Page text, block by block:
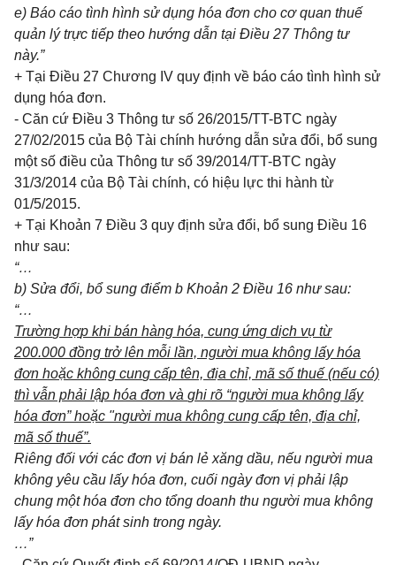
e) Báo cáo tình hình sửdụng hóa đơn cho cơ quan thuế
quản lýtrực tiếp theo hướng dẫn tại Điều 27 Thông tư
này.”
+ Tại Điều 27 Chương IV quy định về báo cáo tình hình sử
dụng hóa đơn.
- Căn cứ Điều 3 Thông tư số 26/2015/TT-BTC ngày
27/02/2015 của Bộ Tài chính hướng dẫn sửa đổi, bổ sung
một số điều của Thông tư số 39/2014/TT-BTC ngày
31/3/2014 của Bộ Tài chính, có hiệu lực thi hành từ
01/5/2015.
+ Tại Khoản 7 Điều 3 quy định sửa đổi, bổ sung Điều 16
như sau:
“…
b) Sửa đổi, bổ sung điểm b Khoản 2 Điều 16 như sau:
“…
Trường hợp khi bán hàng hóa, cung ứng dịch vụ từ
200.000 đồng trở lên mỗi lần, người mua không lấy hóa
đơn hoặc không cung cấp tên, địa chỉ, mã số thuế (nếu có)
thì vẫn phải lập hóa đơn và ghi rõ “người mua không lấy
hóa đơn” hoặc "người mua không cung cấp tên, địa chỉ,
mã số thuế”.
Riêng đối với các đơn vị bán lẻ xăng dầu, nếu người mua
không yêu cầu lấyhóa đơn, cuối ngày đơn vị phải lập
chung một hóa đơn cho tổng doanh thu người mua không
lấy hóa đơn phát sinh trong ngày.
…”